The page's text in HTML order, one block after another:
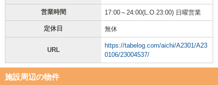
営業時間 17:00～24:00(L.O.23:00) 日曜営業
定休日 無休
URL
https://tabelog.com/aichi/A2301/A23
0106/23004537/
施設周辺の物件